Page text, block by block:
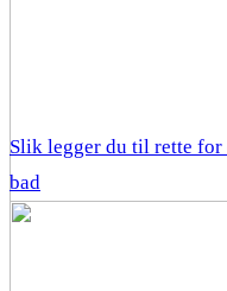
Slik legger du til rette for
bad